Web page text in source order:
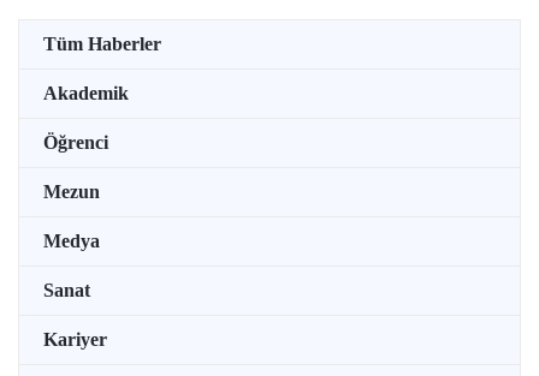
Tüm Haberler
Akademik
Öğrenci
Mezun
Medya
Sanat
Kariyer